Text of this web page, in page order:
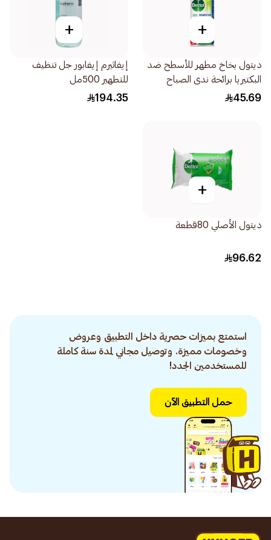
+
ديتول بخاخ مطهر للأسطح ضد
البكتيريا برائحة ندى الصباح
450مل
45.69
+
إيفاثيرم إيفابور جل تنظيف
للتطهير 500مل
194.35
+
ديتول الأصلي 80قطعة
96.62
استمتع بميزات حصرية داخل التطبيق وعروض
وخصومات مميزة. وتوصيل مجاني لمدة سنة كاملة
للمستخدمين الجدد!
حمل التطبيق الآن